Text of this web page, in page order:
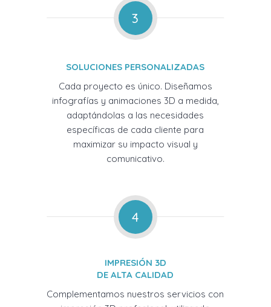
3
SOLUCIONES PERSONALIZADAS
Cada proyecto es único. Diseñamos
infografías y animaciones 3D a medida,
adaptándolas a las necesidades
específicas de cada cliente para
maximizar su impacto visual y
comunicativo.
4
IMPRESIÓN 3D
DE ALTA CALIDAD
Complementamos nuestros servicios con